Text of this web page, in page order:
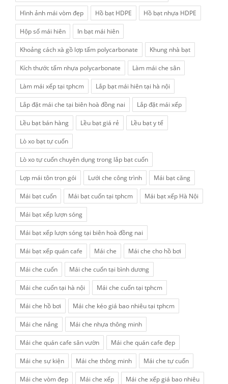
Hình ảnh mái vòm đẹp Hồ bạt HDPE Hồ bạt nhựa HDPE
Hộp số mái hiên In bạt mái hiên
Khoảng cách xà gồ lợp tấm polycarbonate Khung nhà bạt
Kích thước tấm nhựa polycarbonate Làm mái che sân
Làm mái xếp tại tphcm Lắp bạt mái hiên tại hà nội
Lắp đặt mái che tại biên hoà đồng nai Lắp đặt mái xếp
Lều bạt bán hàng Lều bạt giá rẻ Lều bạt y tế
Lò xo bạt tự cuốn
Lò xo tự cuốn chuyên dụng trong lắp bạt cuốn
Lợp mái tôn trọn gói Lưới che công trình Mái bạt căng
Mái bạt cuốn Mái bạt cuốn tại tphcm Mái bạt xếp Hà Nội
Mái bạt xếp lượn sóng
Mái bạt xếp lượn sóng tại biên hoà đồng nai
Mái bạt xếp quán cafe Mái che Mái che cho hồ bơi
Mái che cuốn Mái che cuốn tại bình dương
Mái che cuốn tại hà nội Mái che cuốn tại tphcm
Mái che hồ bơi Mái che kéo giá bao nhiêu tại tphcm
Mái che nắng Mái che nhựa thông minh
Mái che quán cafe sân vườn Mái che quán cafe đẹp
Mái che sự kiện Mái che thông minh Mái che tự cuốn
Mái che vòm đẹp Mái che xếp Mái che xếp giá bao nhiêu